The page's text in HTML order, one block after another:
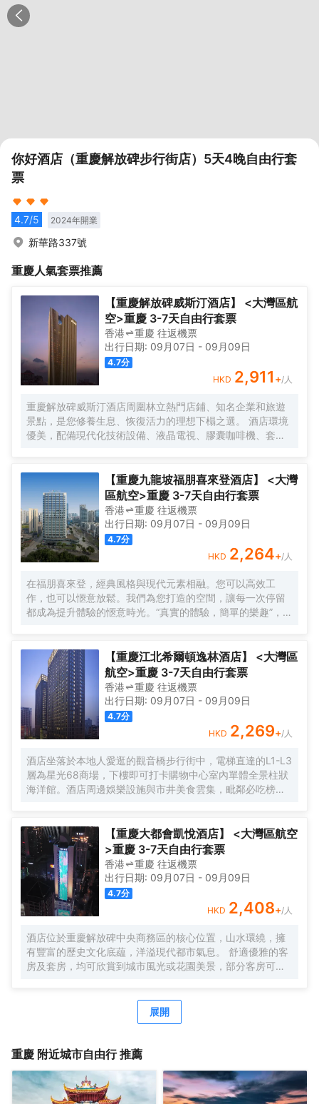
你好酒店（重慶解放碑步行街店）5天4晚自由行套
票
4.7/5 2024年開業
新華路337號
重慶人氣套票推薦
【重慶解放碑威斯汀酒店】 <大灣區航
空>重慶 3-7天自由行套票
香港 重慶 往返機票
出行日期: 09月07日 - 09月09日
4.7分
HKD 2,911 +/人
重慶解放碑威斯汀酒店周圍林立熱門店鋪、知名企業和旅遊
景點，是您修養生息、恢復活力的理想下榻之選。 酒店環境
優美，配備現代化技術設備、液晶電視、膠囊咖啡機、套房
【重慶九龍坡福朋喜來登酒店】 <大灣
區航空>重慶 3-7天自由行套票
香港 重慶 往返機票
出行日期: 09月07日 - 09月09日
4.7分
HKD 2,264+/人
在福朋喜來登，經典風格與現代元素相融。您可以高效工
作，也可以愜意放鬆。我們為您打造的空間，讓每一次停留
都成為提升體驗的愜意時光。“真實的體驗，簡單的樂趣”，強
【重慶江北希爾頓逸林酒店】 <大灣區
航空>重慶 3-7天自由行套票
香港 重慶 往返機票
出行日期: 09月07日 - 09月09日
4.7分
HKD 2,269+/人
酒店坐落於本地人愛逛的觀音橋步行街中，電梯直達的L1-L3
層為星光68商場，下樓即可打卡購物中心室內單體全景柱狀
海洋館。酒店周邊娛樂設施與市井美食雲集，毗鄰必吃榜叁
謐下榻之選，亦可同時感受本地市井與時尚都會的穿越樂
趣。
【重慶大都會凱悅酒店】 <大灣區航空
>重慶 3-7天自由行套票
香港 重慶 往返機票
出行日期: 09月07日 - 09月09日
4.7分
HKD 2,408+/人
酒店位於重慶解放碑中央商務區的核心位置，山水環繞，擁
有豐富的歷史文化底藴，洋溢現代都市氣息。 舒適優雅的客
房及套房，均可欣賞到城市風光或花園美景，部分客房可俯
議空間及1,000平米戶外屋頂花園步道，綠徑通幽，適合舉辦
展開
重慶 附近城市自由行 推薦